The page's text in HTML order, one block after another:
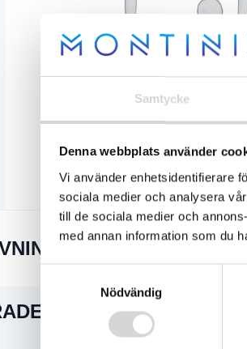
Samtycke
Denna webbplats använder
Vi använder enhetsidentifierare
sociala medier och analysera
till de sociala medier och
med annan information som du
Nödvändig
PRODUKTER